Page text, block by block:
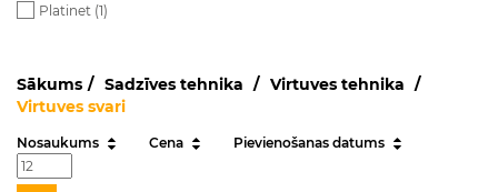
Platinet (1)
Sākums Sadzīves tehnika
Virtuves tehnika
Virtuves svari
Nosaukums Cena Pievienošanas datums